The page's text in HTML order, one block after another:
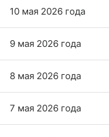
10 мая 2026 года
9 мая 2026 года
8 мая 2026 года
7 мая 2026 года